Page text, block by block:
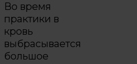
Во время
практики в
кровь
выбрасывается
большое